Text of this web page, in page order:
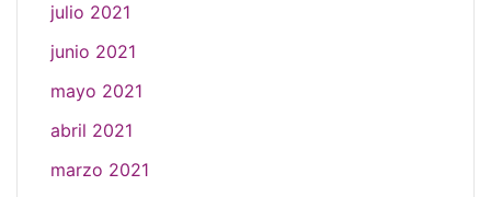
julio 2021
junio 2021
mayo 2021
abril 2021
marzo 2021